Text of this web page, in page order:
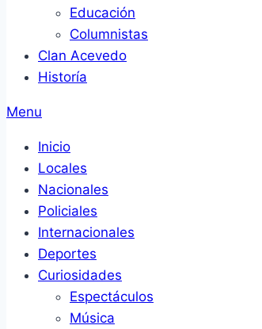
Educación
Columnistas
Clan Acevedo
Historía
Menu
Inicio
Locales
Nacionales
Policiales
Internacionales
Deportes
Curiosidades
Espectáculos
Música